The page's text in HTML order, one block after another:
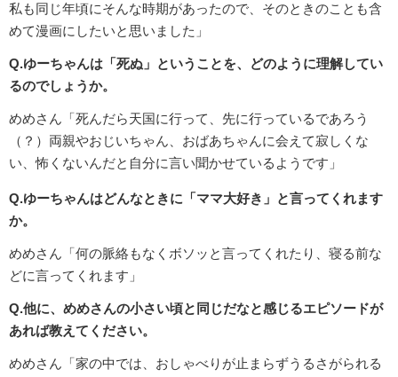
私も同じ年頃にそんな時期があったので、そのときのことも含
めて漫画にしたいと思いました」
Q.ゆーちゃんは「死ぬ」ということを、どのように理解してい
るのでしょうか。
めめさん「死んだら天国に行って、先に行っているであろう
（？）両親やおじいちゃん、おばあちゃんに会えて寂しくな
い、怖くないんだと自分に言い聞かせているようです」
Q.ゆーちゃんはどんなときに「ママ大好き」と言ってくれます
か。
めめさん「何の脈絡もなくボソッと言ってくれたり、寝る前な
どに言ってくれます」
Q.他に、めめさんの小さい頃と同じだなと感じるエピソードが
あれば教えてください。
めめさん「家の中では、おしゃべりが止まらずうるさがられる